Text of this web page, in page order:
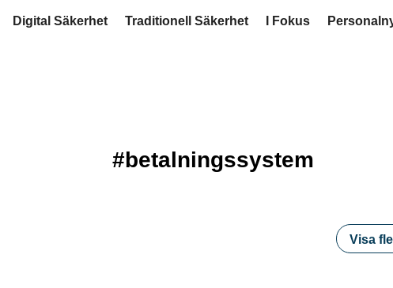
Digital Säkerhet Traditionell Säkerhet I Fokus
#betalningssystem
Visa